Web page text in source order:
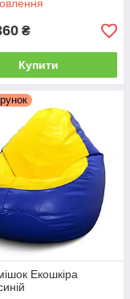
₴
Купити
Екошкіра